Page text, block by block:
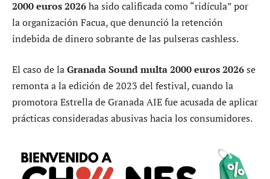
2000 euros 2026ha sido calificada como “ridícula” por
la organización Facua, que denunció la retención
indebida de dinero sobrante de las pulseras cashless.
El caso de laGranada Sound multa 2000 euros 2026se
remonta a la edición de 2023 del festival, cuando la
promotora Estrella de Granada AIE fue acusada de aplicar
prácticas consideradas abusivas hacia los consumidores.